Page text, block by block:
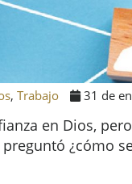
, Trabajo 31 de
en Dios,
¿cómo